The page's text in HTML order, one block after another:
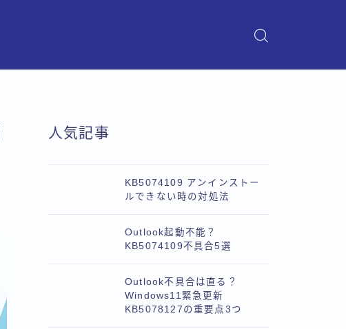
人気記事
KB5074109 アンインストー
ルできない時の対処法
Outlook起動不能？
KB5074109不具合5選
Outlook不具合は直る？
Windows11緊急更新
KB5078127の重要点3つ